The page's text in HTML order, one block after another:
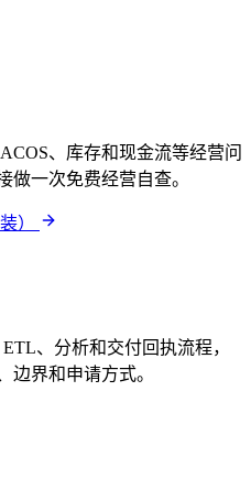
、库存和现金流等经营问
做一次免费经营自查。
）
、分析和交付回执流程，
边界和申请方式。